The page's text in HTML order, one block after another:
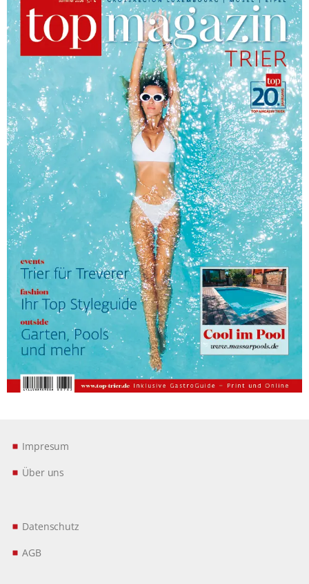
Impresum
Über uns
Datenschutz
AGB